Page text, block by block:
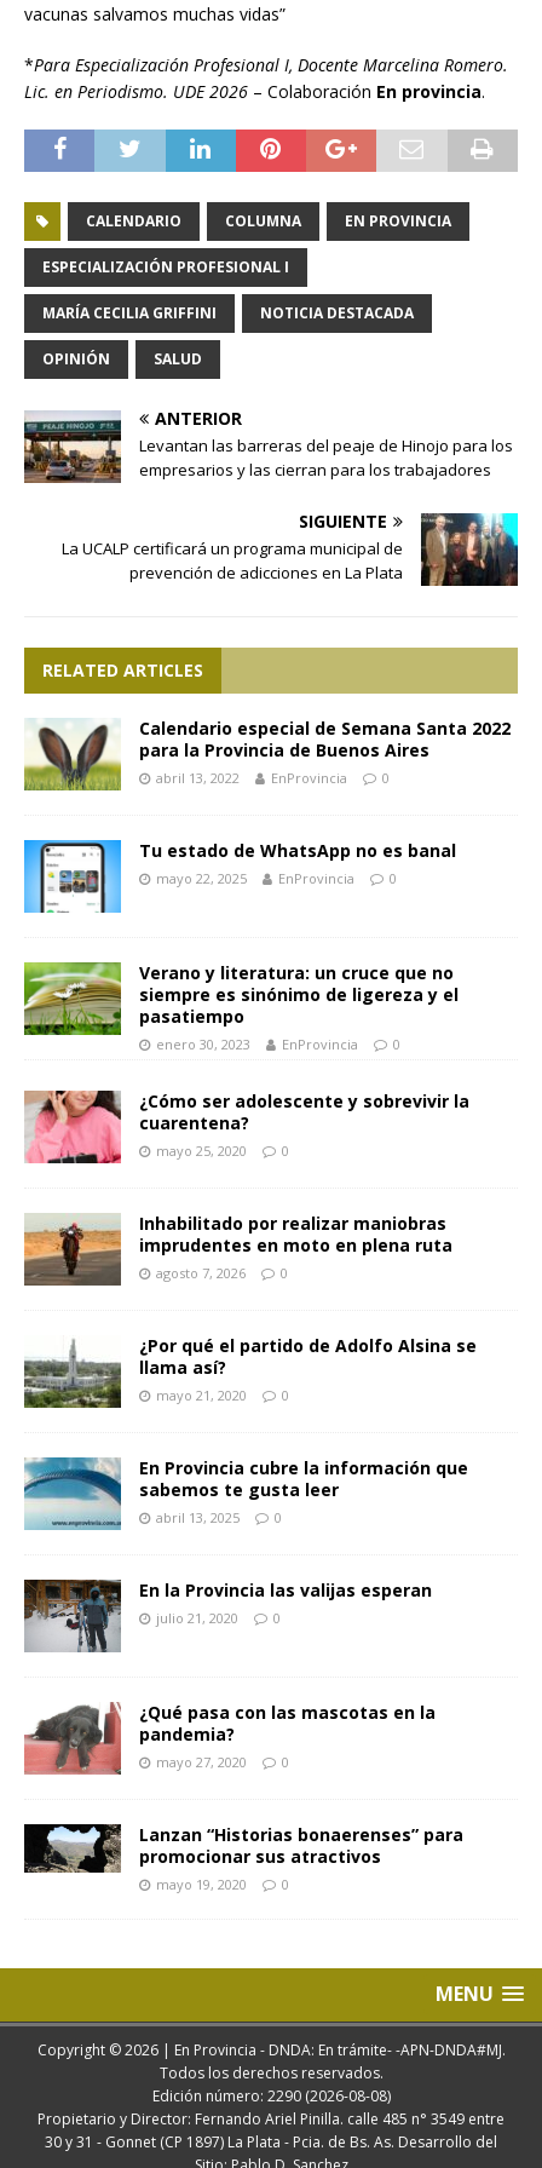
vacunas salvamos muchas vidas”
*Para Especialización Profesional I, Docente Marcelina Romero.
Lic. en Periodismo. UDE 2026 – Colaboración En provincia.
CALENDARIO COLUMNA EN PROVINCIA
ESPECIALIZACIÓN PROFESIONAL I
MARÍA CECILIA GRIFFINI NOTICIA DESTACADA
OPINIÓN SALUD
ANTERIOR
Levantan las barreras del peaje de Hinojo para los
empresarios y las cierran para los trabajadores
SIGUIENTE
La UCALP certificará un programa municipal de
prevención de adicciones en La Plata
RELATED ARTICLES
Calendario especial de Semana Santa 2022
para la Provincia de Buenos Aires
abril 13, 2022 EnProvincia 0
Tu estado de WhatsApp no es banal
mayo 22, 2025 EnProvincia 0
Verano y literatura: un cruce que no
siempre es sinónimo de ligereza y el
pasatiempo
enero 30, 2023 EnProvincia 0
¿Cómo ser adolescente y sobrevivir la
cuarentena?
mayo 25, 2020 0
Inhabilitado por realizar maniobras
imprudentes en moto en plena ruta
agosto 7, 2026 0
¿Por qué el partido de Adolfo Alsina se
llama así?
mayo 21, 2020 0
En Provincia cubre la información que
sabemos te gusta leer
abril 13, 2025 0
En la Provincia las valijas esperan
julio 21, 2020 0
¿Qué pasa con las mascotas en la
pandemia?
mayo 27, 2020 0
Lanzan “Historias bonaerenses” para
promocionar sus atractivos
mayo 19, 2020 0
MENU
Copyright © 2026 | En Provincia - DNDA: En trámite- -APN-DNDA#MJ.
Todos los derechos reservados.
Edición número: 2290 (2026-08-08)
Propietario y Director: Fernando Ariel Pinilla. calle 485 n° 3549 entre
30 y 31 - Gonnet (CP 1897) La Plata - Pcia. de Bs. As. Desarrollo del